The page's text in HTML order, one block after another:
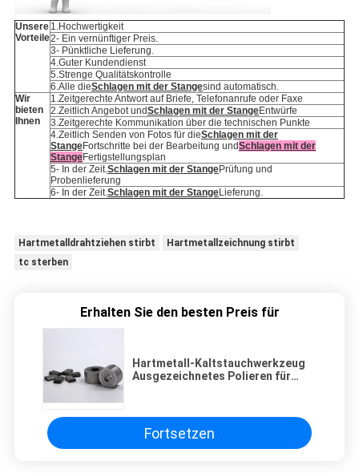
Unsere
Vorteile
1.Hochwertigkeit
2- Ein vernünftiger Preis.
3- Pünktliche Lieferung.
4.Guter Kundendienst
5.Strenge Qualitätskontrolle
6.Alle dieSchlagen mit der Stangesind automatisch.
Wir
bieten
Ihnen
1.Zeitgerechte Antwort auf Briefe, Telefonanrufe oder Faxe
2.Zeitlich Angebot undSchlagen mit der StangeEntwürfe
3.Zeitgerechte Kommunikation über die technischen Punkte
4.Zeitlich Senden von Fotos für dieSchlagen mit der
StangeFortschritte bei der Bearbeitung undSchlagen mit der
StangeFertigstellungsplan
5- In der Zeit.Schlagen mit der StangePrüfung und
Probenlieferung
6- In der Zeit.Schlagen mit der StangeLieferung.
Hartmetalldrahtziehen stirbt
Hartmetallzeichnung stirbt
tc sterben
Erhalten Sie den besten Preis für
Hartmetall-Kaltstauchwerkzeug
Ausgezeichnetes Polieren für
Fortsetzen